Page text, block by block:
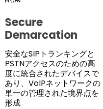
Secure
Demarcation
安全なSIPトランキングと
PSTNアクセスのための高
度に統合されたデバイスで
あり、VoIPネットワークの
単一の管理された境界点を
形成